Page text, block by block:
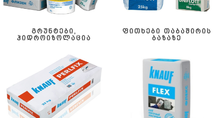
გრუნტები,
ჰიდროიზოლაცია
ფითხები თაბაშირის
ბაზაზე